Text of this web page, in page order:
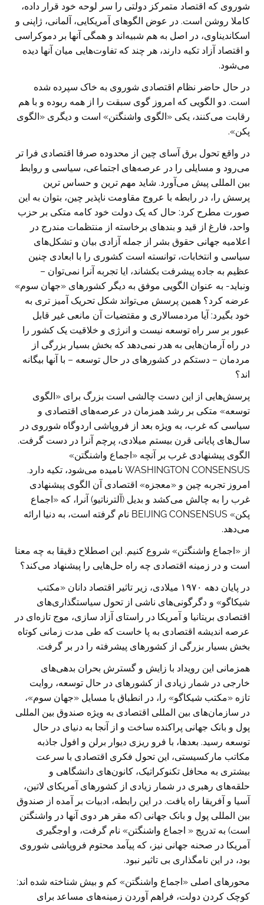
شوروی که اقتصاد متمرکز دولتی را سر لوحه خود قرار داده،
کاملا روشن است. در عوض الگو‌های آمریکایی، آلمانی، ژاپنی و
اسکاندیناوی، در اصل به هم شبیه‌اند و همگی آنها بر دموکراسی
و اقتصاد آزاد تکیه دارند، هر چند که تفاوت‌هایی میان آنها دیده
می‌شود.
در حال حاضر نظام اقتصادی شوروی به خاک سپرده شده
است. دو الگویی که امروز گوی سبقت را از همه ربوده و با هم
رقابت می‌کنند، یکی «الگوی واشنگتن» است و دیگری «الگوی
پکن».
در واقع تحول برق آسای چین از محدوده صرفا اقتصادی فرا تر
می‌رود و مسایلی را در عرصه‌های اجتماعی، سیاسی و روابط
بین المللی پیش می‌آورد. شاید مهم ترین و حساس ترین
پرسش را، در رابطه با عروج مقاومت ناپذیر چین، بتوان به این
صورت مطرح کرد: حال که یک دولت خود کامه متکی بر حزب
واحد، فارغ از قید و بند‌های برخاسته از منتظمات مندرج در
اعلامیه جهانی حقوق بشر از جمله آزادی بیان و تشکل‌های
سیاسی و انتخابات، توانسته است کشوری را با ابعادی چنین
عظیم به جاده پیشرفت بکشاند، ایا تجربه آنرا نمی‌توان –
ونباید- به عنوان الگویی موفق به دیگر کشور‌های «جهان سوم»
عرضه کرد؟ همین پرسش می‌تواند شکل تحریک آمیز تری به
خود بگیرد: آیا مردمسالاری و مقتضیات آن مانعی غیر قابل
عبور بر سر راه توسعه نیست و انرژی و خلاقیت یک کشور را
در راه آرمان‌هایی به هدر نمی‌دهد که بخش بسیار بزرگی از
مردمان – دستکم در کشور‌های در حال توسعه – با آنها بیگانه
اند؟
پرسش‌هایی از این دست چالشی است بزرگ برای «الگوی
توسعه» متکی بر رشد همزمان در عرصه‌های اقتصادی و
سیاسی که غرب، به ویژه بعد از فروپاشی اردوگاه شوروی در
سال‌های پایانی قرن بیستم میلادی، پرچم آنرا در دست گرفت.
الگوی پیشنهادی غرب بر آنچه «اجماع واشنگتن»
WASHINGTON CONSENSUS نامیده می‌شود، تکیه دارد.
امروز تجربه چین و «معجزه» اقتصادی آن الگوی پیشنهادی
غرب را به چالش می‌کشد و بدیل (آلترناتیو) آنرا، که «اجماع
پکن» BEIJING CONSENSUS نام گرفته است، به دنیا ارائه
می‌دهد.
از «اجماع واشنگتن» شروع کنیم. این اصطلاح دقیقا به چه معنا
است و در زمینه اقتصادی چه راه حل‌هایی را پیشنهاد می‌کند؟
در پایان دهه ۱۹۷۰ میلادی، زیر تاثیر اقتصاد دانان «مکتب
شیکاگو» و دگرگونی‌های ناشی از تحول سیاستگذاری‌های
اقتصادی بریتانیا و آمریکا در راستای آزاد سازی، موج تازه‌ای در
عرصه اندیشه اقتصادی به پا خاست که طی مدت زمانی کوتاه
بخش بسیار بزرگی از کشور‌های پیشرفته را در بر گرفت.
همزمانی این رویداد با زایش و گسترش بحران بدهی‌های
خارجی در شمار زیادی از کشور‌های در حال توسعه، روایت
تازه «مکتب شیکاگو» را، در انطباق با مسایل «جهان سوم»،
در سازمان‌های بین المللی اقتصادی به ویژه صندوق بین المللی
پول و بانک جهانی پراکنده ساخت و از آنجا به دنیای در حال
توسعه رسید. بعد‌ها، با فرو ریزی دیوار برلن و افول جاذبه
مکاتب مارکسیستی، این تحول فکری اقتصادی با سرعت
بیشتری به محافل تکنوکراتیک، کانون‌های دانشگاهی و
حلقه‌های رهبری در شمار زیادی از کشور‌های آمریکای لاتین،
آسیا و آفریقا راه یافت. در این رابطه، ادبیات بر آمده از صندوق
بین المللی پول و بانک جهانی (که مقر هر دوی آنها در واشنگتن
است) به تدریج « اجماع واشنگتن» نام گرفت، و اوجگیری
آمریکا در صحنه جهانی نیز، که پیآمد محتوم فروپاشی شوروی
بود، در این نامگذاری بی تاثیر نبود.
محور‌های اصلی «اجماع واشنگتن» کم و بیش شناخته شده اند:
کوچک کردن دولت، فراهم آوردن زمینه‌های مساعد برای